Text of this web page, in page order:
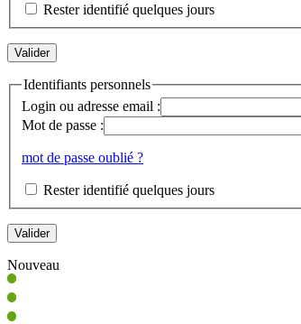
Rester identifié quelques jours
Identifiants personnels
Login ou adresse email :
Mot de passe :
mot de passe oublié ?
Rester identifié quelques jours
Nouveau